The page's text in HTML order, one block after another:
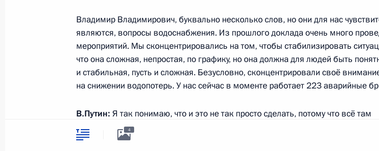
Версия для людей
возможностями
English
Дикая природа России
Все
Президента России
Владимир Владимирович, буквально несколько слов, но они для нас
являются, вопросы водоснабжения. Из прошлого доклада очень много
мероприятий. Мы сконцентрировались на том, чтобы стабилизировать
что она сложная, непростая, по графику, но она должна для людей быть
и стабильная, пусть и сложная. Безусловно, сконцентрировали своё
на снижении водопотерь. У нас сейчас в моменте работает 223 аварийные
В.Путин: Я так понимаю, что и это не так просто сделать, потому что всё там
в разваленном состоянии находится.
4